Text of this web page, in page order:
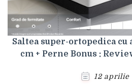
Saltea super-ortopedica cu
cm + Perne Bonus :
12 aprilie